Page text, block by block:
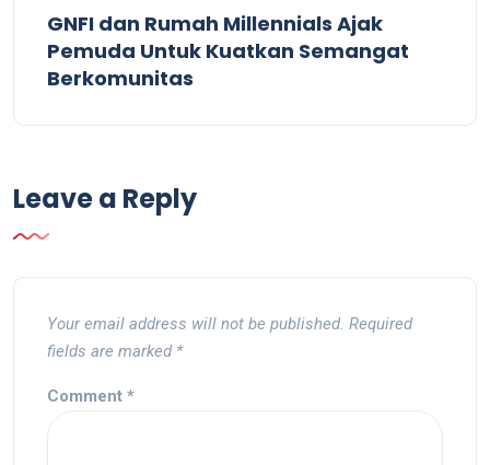
GNFI dan Rumah Millennials Ajak
Pemuda Untuk Kuatkan Semangat
Berkomunitas
Leave a Reply
Your email address will not be published. Required
fields are marked *
Comment *